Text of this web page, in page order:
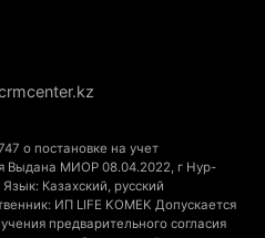
при котором не
под Алматы
спустя три дня
о постановке на учет
Выдана МИОР 08.04.2022, г Нур-
Казахский, русский
ИП LIFE KOMEK Допускается
предварительного согласия